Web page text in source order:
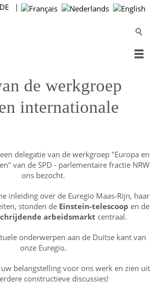
de werkgroep
internationale
delegatie van de werkgroep "Europa en
van de SPD - parlementaire fractie NRW
ons bezocht.
inleiding over de Euregio Maas-Rijn, haar
stonden de Einstein-telescoop en de
arbeidsmarkt centraal.
onderwerpen aan de Duitse kant van
onze Euregio.
belangstelling voor ons werk en zien uit
constructieve discussies!